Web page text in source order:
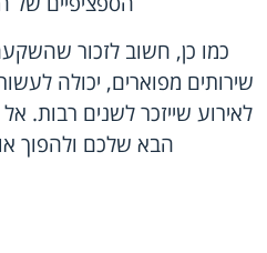
כמו כן, חשוב לזכור
שירותים מפוארים, יכולה
לאירוע שייזכר לשנים רבות.
הבא שלכם ולהפוך